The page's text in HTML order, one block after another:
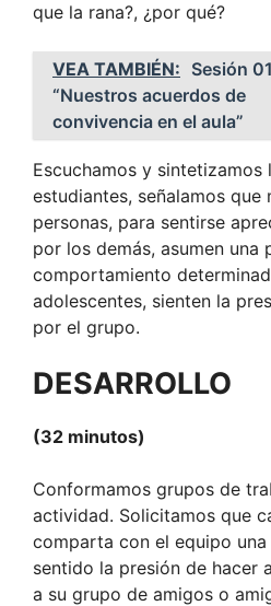
que la rana?, ¿por qué?
VEA TAMBIÉN: Sesión
“Nuestros acuerdos de
convivencia en el aula”
Escuchamos y
estudiantes, señalamos que
personas, para sentirse
por los demás, asumen una
comportamiento
adolescentes, sienten la
por el grupo.
DESARROLLO
(32 minutos)
Conformamos grupos de
actividad. Solicitamos que
comparta con el equipo
sentido la presión de hacer
a su grupo de amigos o